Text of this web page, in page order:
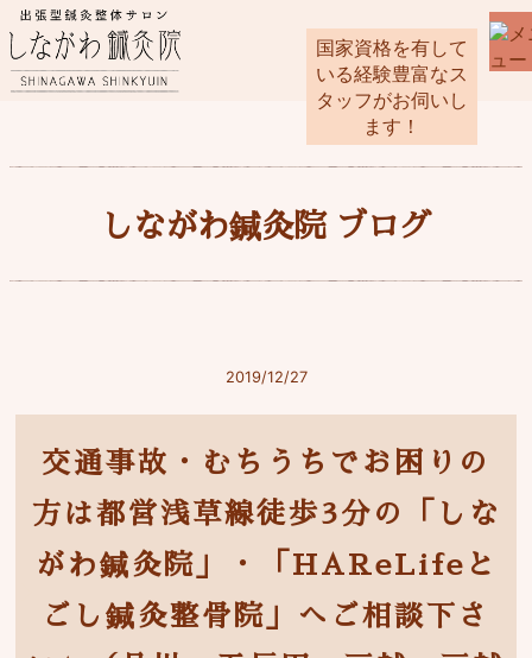
国家資格を有して
いる経験豊富なス
タッフがお伺いし
ます！
しながわ鍼灸院 ブログ
2019/12/27
交通事故・むちうちでお困りの
方は都営浅草線徒歩3分の「しな
がわ鍼灸院」・「HAReLifeと
ごし鍼灸整骨院」へご相談下さ